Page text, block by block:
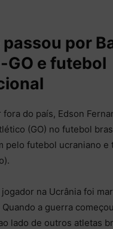
por
e futebol
fora do país, Edson
(GO) no futebol
pelo futebol ucraniano e
na Ucrânia foi
a guerra
lado de outros atletas